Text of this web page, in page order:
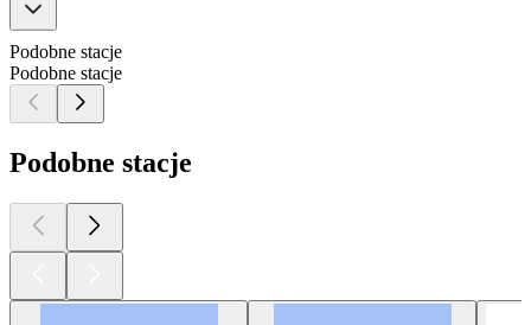
Podobne stacje
Podobne stacje
Podobne stacje